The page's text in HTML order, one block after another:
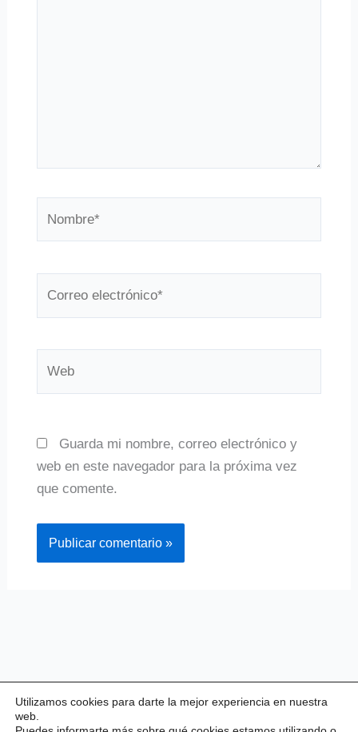
Guarda mi nombre, correo electrónico y
web en este navegador para la próxima vez
que comente.
Utilizamos cookies para darte la mejor experiencia en nuestra
web.